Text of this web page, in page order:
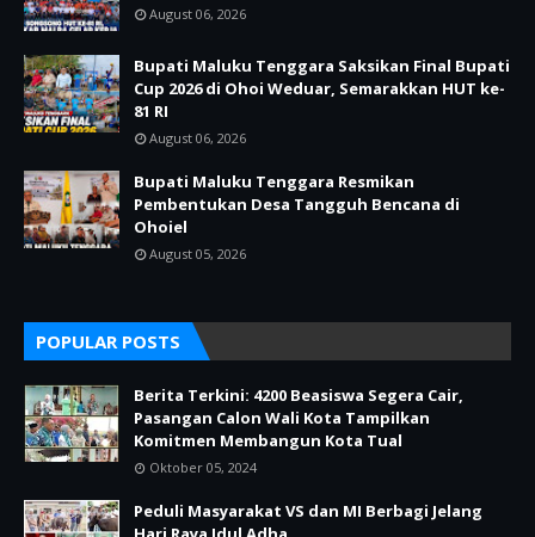
August 06, 2026
Bupati Maluku Tenggara Saksikan Final Bupati
Cup 2026 di Ohoi Weduar, Semarakkan HUT ke-
81 RI
August 06, 2026
Bupati Maluku Tenggara Resmikan
Pembentukan Desa Tangguh Bencana di
Ohoiel
August 05, 2026
POPULAR POSTS
Berita Terkini: 4200 Beasiswa Segera Cair,
Pasangan Calon Wali Kota Tampilkan
Komitmen Membangun Kota Tual
Oktober 05, 2024
Peduli Masyarakat VS dan MI Berbagi Jelang